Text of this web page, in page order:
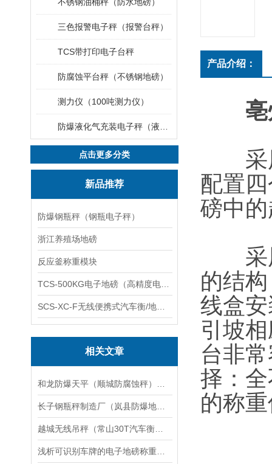
三色报警电子秤（报警台秤）
TCS带打印电子台秤
防腐蚀平台秤（不锈钢地磅）
测力仪（100吨测力仪）
点击更多分类
新品推荐
防爆钢瓶秤（钢瓶电子秤）
浙江养殖场地磅
反应釜称重模块
相关文章
产品介绍：
采用
配置
磅中
采用
的结
线盒
引坡
台非
择：
的称